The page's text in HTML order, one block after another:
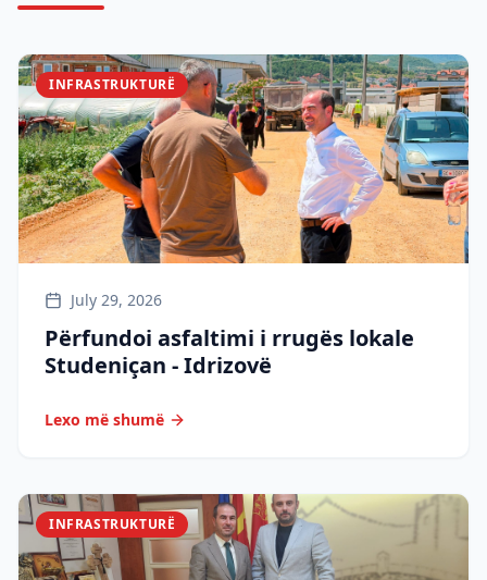
INFRASTRUKTURË
July 29, 2026
Përfundoi asfaltimi i rrugës lokale
Studeniçan - Idrizovë
Lexo më shumë
INFRASTRUKTURË